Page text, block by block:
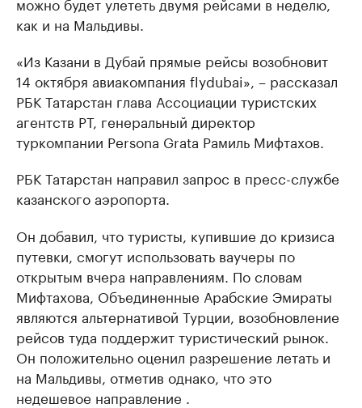
как и на Мальдивы.
«Из Казани в Дубай прямые рейсы возобновит
14 октября авиакомпания flydubai», – рассказал
РБК Татарстан глава Ассоциации туристских
агентств РТ, генеральный директор
туркомпании Persona Grata Рамиль Мифтахов.
РБК Татарстан направил запрос в пресс-службе
казанского аэропорта.
Он добавил, что туристы, купившие до кризиса
путевки, смогут использовать ваучеры по
открытым вчера направлениям. По словам
Мифтахова, Объединенные Арабские Эмираты
являются альтернативой Турции, возобновление
рейсов туда поддержит туристический рынок.
Он положительно оценил разрешение летать и
на Мальдивы, отметив однако, что это
недешевое направление .